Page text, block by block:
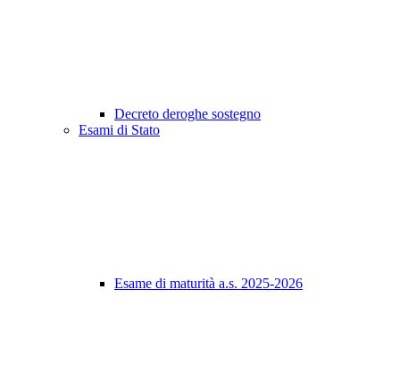
Decreto deroghe sostegno
Esami di Stato
Esame di maturità a.s. 2025-2026